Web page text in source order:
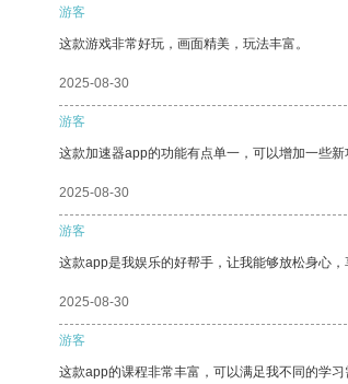
游客
这款游戏非常好玩，画面精美，玩法丰富。
2025-08-30
游客
这款加速器app的功能有点单一，可以增加一些
2025-08-30
游客
这款app是我娱乐的好帮手，让我能够放松身心，
2025-08-30
游客
这款app的课程非常丰富，可以满足我不同的学习